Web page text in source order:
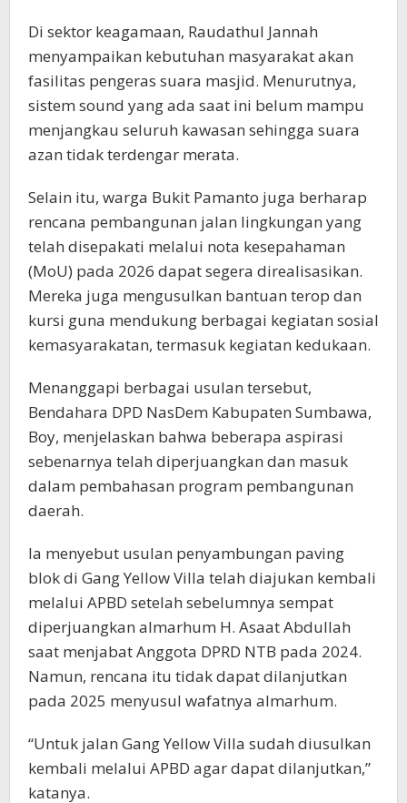
Di sektor keagamaan, Raudathul Jannah
menyampaikan kebutuhan masyarakat akan
fasilitas pengeras suara masjid. Menurutnya,
sistem sound yang ada saat ini belum mampu
menjangkau seluruh kawasan sehingga suara
azan tidak terdengar merata.
Selain itu, warga Bukit Pamanto juga berharap
rencana pembangunan jalan lingkungan yang
telah disepakati melalui nota kesepahaman
(MoU) pada 2026 dapat segera direalisasikan.
Mereka juga mengusulkan bantuan terop dan
kursi guna mendukung berbagai kegiatan sosial
kemasyarakatan, termasuk kegiatan kedukaan.
Menanggapi berbagai usulan tersebut,
Bendahara DPD NasDem Kabupaten Sumbawa,
Boy, menjelaskan bahwa beberapa aspirasi
sebenarnya telah diperjuangkan dan masuk
dalam pembahasan program pembangunan
daerah.
Ia menyebut usulan penyambungan paving
blok di Gang Yellow Villa telah diajukan kembali
melalui APBD setelah sebelumnya sempat
diperjuangkan almarhum H. Asaat Abdullah
saat menjabat Anggota DPRD NTB pada 2024.
Namun, rencana itu tidak dapat dilanjutkan
pada 2025 menyusul wafatnya almarhum.
“Untuk jalan Gang Yellow Villa sudah diusulkan
kembali melalui APBD agar dapat dilanjutkan,”
katanya.